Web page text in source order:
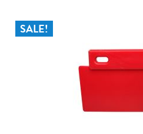
SALE!